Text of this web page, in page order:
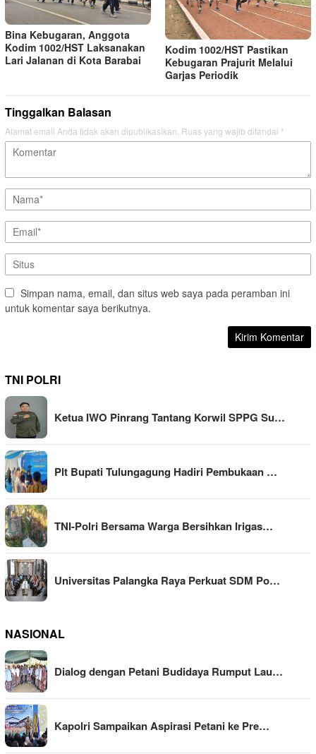
Bina Kebugaran, Anggota
Kodim 1002/HST Laksanakan
Lari Jalanan di Kota Barabai
Kodim 1002/HST Pastikan
Kebugaran Prajurit Melalui
Garjas Periodik
Tinggalkan Balasan
Alamat email Anda tidak akan dipublikasikan. Ruas yang wajib ditandai *
Simpan nama, email, dan situs web saya pada peramban ini
untuk komentar saya berikutnya.
TNI POLRI
Ketua IWO Pinrang Tantang Korwil SPPG Su…
Plt Bupati Tulungagung Hadiri Pembukaan …
TNI-Polri Bersama Warga Bersihkan Irigas…
Universitas Palangka Raya Perkuat SDM Po…
NASIONAL
Dialog dengan Petani Budidaya Rumput Lau…
Kapolri Sampaikan Aspirasi Petani ke Pre…